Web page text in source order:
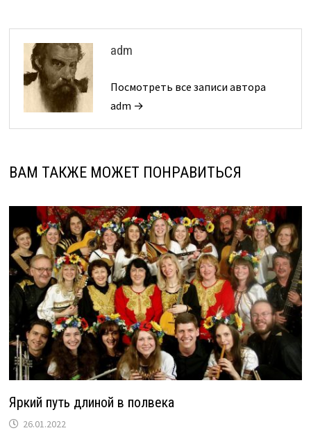
adm
Посмотреть все записи автора
adm →
ВАМ ТАКЖЕ МОЖЕТ ПОНРАВИТЬСЯ
Яркий путь длиной в полвека
26.01.2022